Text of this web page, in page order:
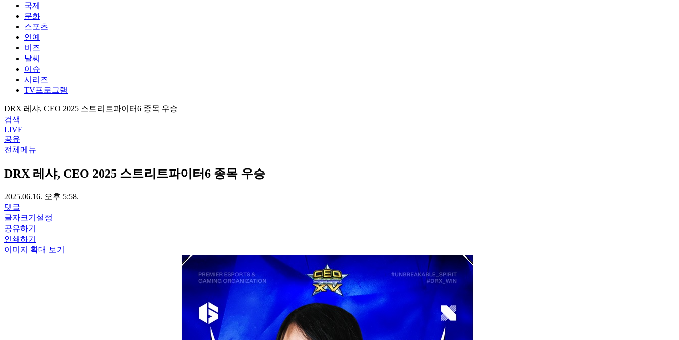
국제
문화
스포츠
연예
비즈
날씨
이슈
시리즈
TV프로그램
DRX 레샤, CEO 2025 스트리트파이터6 종목 우승
검색
LIVE
공유
전체메뉴
DRX 레샤, CEO 2025 스트리트파이터6 종목 우승
2025.06.16. 오후 5:58.
댓글
글자크기설정
공유하기
인쇄하기
이미지 확대 보기